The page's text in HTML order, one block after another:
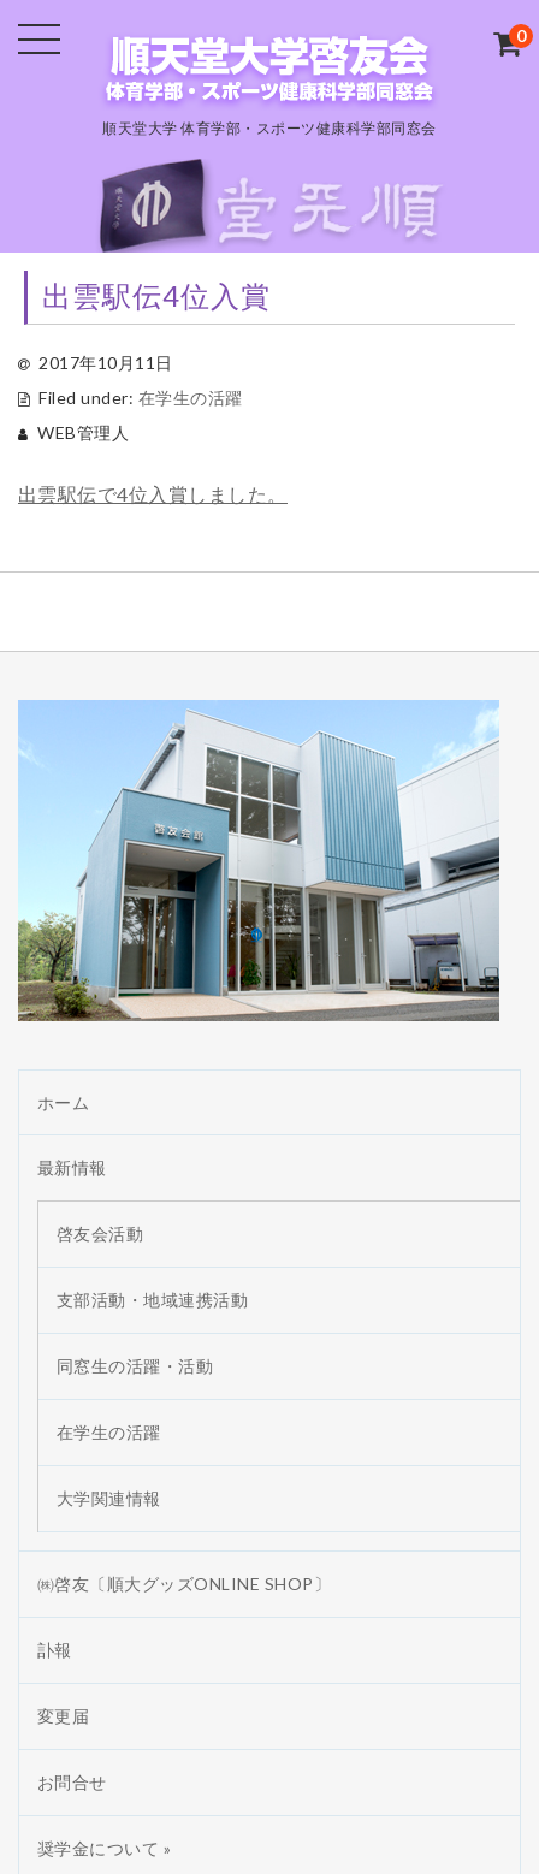
順天堂大学 体育学部・スポーツ健康科学部同窓会
0
出雲駅伝4位入賞
2017年10月11日
Filed under: 在学生の活躍
WEB管理人
出雲駅伝で4位入賞しました。
ホーム
最新情報
啓友会活動
支部活動・地域連携活動
同窓生の活躍・活動
在学生の活躍
大学関連情報
㈱啓友〔順大グッズONLINE SHOP〕
訃報
変更届
お問合せ
奨学金について »